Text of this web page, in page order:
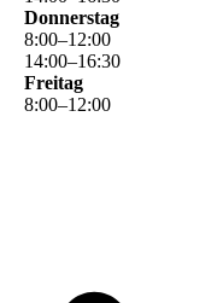
Donnerstag
8:00–12:00
14:00–16:30
Freitag
8:00–12:00